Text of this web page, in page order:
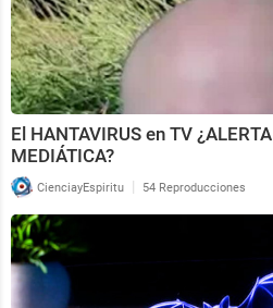
El HANTAVIRUS en TV
MEDIÁTICA?
CienciayEspiritu | 54 Reproducciones